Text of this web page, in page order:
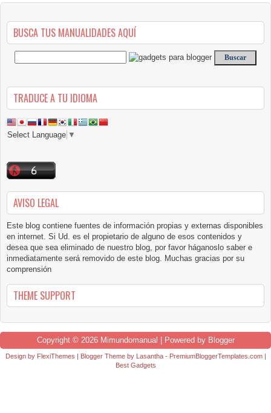
BUSCA TUS MANUALIDADES AQUÍ
TRADUCE A TU IDIOMA
Select Language ▼
AVISO LEGAL
Este blog contiene fuentes de información propias y externas disponibles
en internet. Si Ud. es el propietario de alguno de esos contenidos y
desea que sea eliminado de nuestro blog, por favor háganoslo saber e
inmediatamente será removido de este blog. Muchas gracias por su
comprensión
THEME SUPPORT
Copyright © 2026 Mimundomanual | Powered by Blogger
Design by FlexiThemes | Blogger Theme by Lasantha- PremiumBloggerTemplates.com|
Best Gadgets